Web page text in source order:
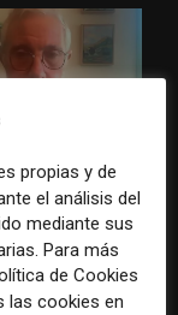
alerta del
sobre los
plataformas
propias y de
el análisis del
mediante sus
Para más
de Cookies
las cookies en